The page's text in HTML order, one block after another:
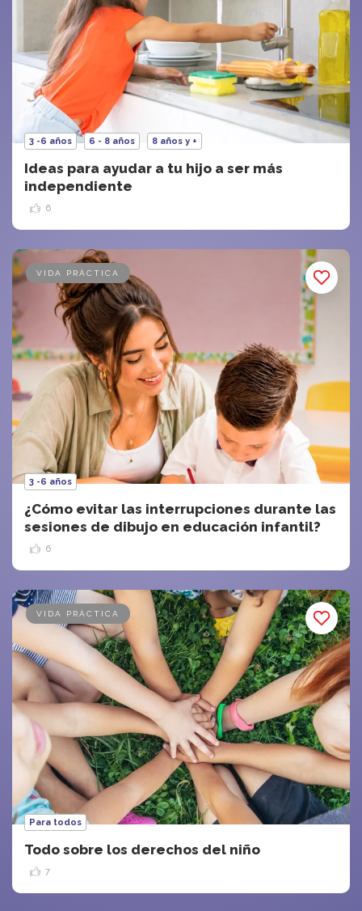
3 -6 años 6 - 8 años 8 años y +
Ideas para ayudar a tu hijo a ser más
independiente
6
VIDA PRÁCTICA
3 -6 años
¿Cómo evitar las interrupciones durante las
sesiones de dibujo en educación infantil?
6
VIDA PRÁCTICA
Para todos
Todo sobre los derechos del niño
7